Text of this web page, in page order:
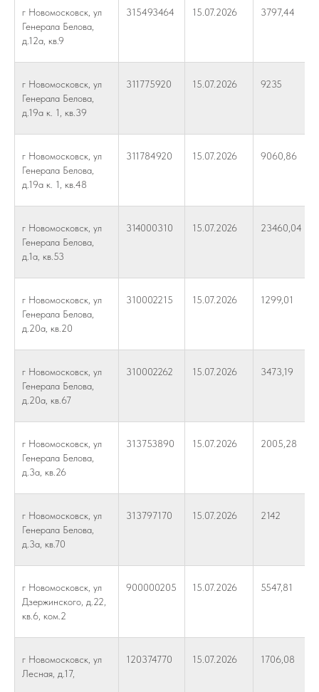
г Новомосковск, ул
Генерала Белова,
д.12а, кв.9
315493464 15.07.2026 3797,44
г Новомосковск, ул
Генерала Белова,
д.19а к. 1, кв.39
311775920 15.07.2026 9235
г Новомосковск, ул
Генерала Белова,
д.19а к. 1, кв.48
311784920 15.07.2026 9060,86
г Новомосковск, ул
Генерала Белова,
д.1а, кв.53
314000310 15.07.2026 23460,04
г Новомосковск, ул
Генерала Белова,
д.20а, кв.20
310002215 15.07.2026 1299,01
г Новомосковск, ул
Генерала Белова,
д.20а, кв.67
310002262 15.07.2026 3473,19
г Новомосковск, ул
Генерала Белова,
д.3а, кв.26
313753890 15.07.2026 2005,28
г Новомосковск, ул
Генерала Белова,
д.3а, кв.70
313797170 15.07.2026 2142
г Новомосковск, ул
Дзержинского, д.22,
кв.6, ком.2
900000205 15.07.2026 5547,81
г Новомосковск, ул
Лесная, д.17,
120374770 15.07.2026 1706,08